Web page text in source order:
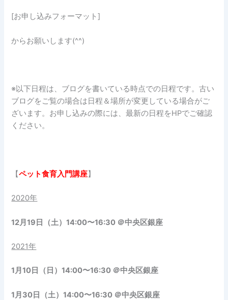
[お申し込みフォーマット]
からお願いします(^^)
※以下日程は、ブログを書いている時点での日程です。古い
ブログをご覧の場合は日程＆場所が変更している場合がご
ざいます。お申し込みの際には、最新の日程をHPでご確認
ください。
【ペット食育入門講座】
2020年
12月19日（土）14:00〜16:30 ＠中央区銀座
2021年
1月10日（日）14:00〜16:30 ＠中央区銀座
1月30日（土）14:00〜16:30 ＠中央区銀座